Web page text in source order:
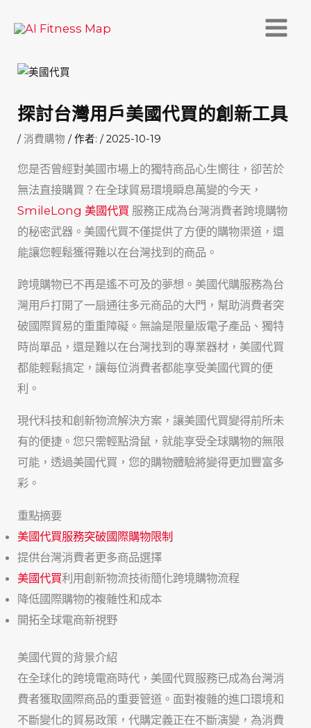
探討台灣用戶美國代買的創新工具
/消費購物 / 作者:/2025-10-19
您是否曾經對美國市場上的獨特商品心生嚮往，卻苦於
無法直接購買？在全球貿易環境瞬息萬變的今天，
SmileLong 美國代買 服務正成為台灣消費者跨境購物
的秘密武器。美國代買不僅提供了方便的購物渠道，還
能讓您輕鬆獲得難以在台灣找到的商品。
跨境購物已不再是遙不可及的夢想。美國代購服務為台
灣用戶打開了一扇通往多元商品的大門，幫助消費者突
破國際貿易的重重障礙。無論是限量版電子產品、獨特
時尚單品，還是難以在台灣找到的專業器材，美國代買
都能輕鬆搞定，讓每位消費者都能享受美國代買的便
利。
現代科技和創新物流解決方案，讓美國代買變得前所未
有的便捷。您只需輕點滑鼠，就能享受全球購物的無限
可能，透過美國代買，您的購物體驗將變得更加豐富多
彩。
重點摘要
美國代買服務突破國際購物限制
提供台灣消費者更多商品選擇
美國代買利用創新物流技術簡化跨境購物流程
降低國際購物的複雜性和成本
開拓全球電商新視野
美國代買的背景介紹
在全球化的跨境電商時代，美國代買服務已成為台灣消
費者獲取國際商品的重要管道。面對複雜的進口環境和
不斷變化的貿易政策，代購定義正在不斷演變，為消費